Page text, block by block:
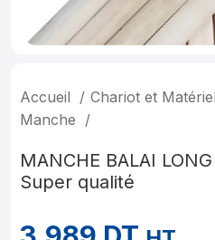
Accueil
Chariot et
Manche
MANCHE BALAI
Super qualité